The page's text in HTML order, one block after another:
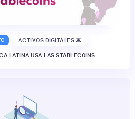
ACTIVOS DIGITALES 👾
LATINA USA LAS STABLECOINS